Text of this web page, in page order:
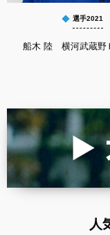
選手2021
船木 陸 横河武蔵野
人